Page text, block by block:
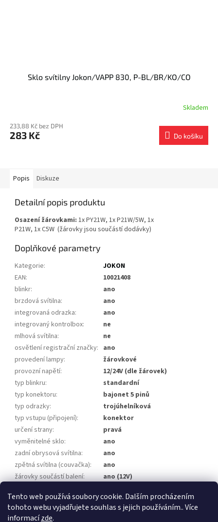
Tento web používá soubory cookie. Dalším procházením
tohoto webu vyjadřujete souhlas s jejich používáním.. Více
informacízde.
Sklo svítilny Jokon/VAPP 830, P-BL/BR/KO/CO
Skladem
233,88 Kč bez DPH
283 Kč Do košíku
Popis Diskuze
Detailní popis produktu
Osazení žárovkami: 1x PY21W, 1x P21W/5W, 1x
P21W, 1x C5W (žárovky jsou součástí dodávky)
Doplňkové parametry
Kategorie:
JOKON
EAN:
10021408
blinkr:
ano
brzdová svítilna:
ano
integrovaná odrazka:
ano
integrovaný kontrolbox:
ne
mlhová svítilna:
ne
osvětlení registrační značky: ano
provedení lampy:
žárovkové
provozní napětí:
12/24V (dle žárovek)
typ blinkru:
standardní
typ konektoru:
bajonet 5 pinů
typ odrazky:
trojúhelníková
typ vstupu (připojení):
konektor
určení strany:
pravá
vyměnitelné sklo:
ano
zadní obrysová svítilna:
ano
zpětná svítilna (couvačka):
ano
žárovky součástí balení:
ano (12V)